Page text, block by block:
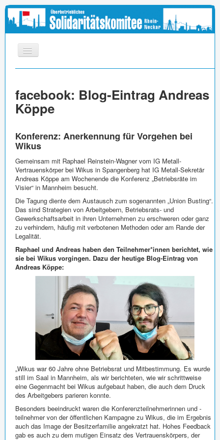
INFOS
APPELL
LINKS
IMPRESSUM
facebook: Blog-Eintrag Andreas
Köppe
Konferenz: Anerkennung für Vorgehen bei
Wikus
Gemeinsam mit Raphael Reinstein-Wagner vom IG Metall-
Vertrauenskörper bei Wikus in Spangenberg hat IG Metall-Sekretär
Andreas Köppe am Wochenende die Konferenz „Betriebsräte im
Visier“ in Mannheim besucht.
Die Tagung diente dem Austausch zum sogenannten „Union Busting“.
Das sind Strategien von Arbeitgebern, Betriebsrats- und
Gewerkschaftsarbeit in ihren Unternehmen zu erschweren oder ganz
zu verhindern, häufig mit verbotenen Methoden oder am Rande der
Legalität.
Raphael und Andreas haben den Teilnehmer*innen berichtet, wie
sie bei Wikus vorgingen. Dazu der heutige Blog-Eintrag von
Andreas Köppe:
„Wikus war 60 Jahre ohne Betriebsrat und Mitbestimmung. Es wurde
still im Saal in Mannheim, als wir berichteten, wie wir schrittweise
eine Gegenmacht bei Wikus aufgebaut haben, die auch dem Druck
des Arbeitgebers parieren konnte.
Besonders beeindruckt waren die Konferenzteilnehmerinnen und -
teilnehmer von der öffentlichen Kampagne zu Wikus, die im Ergebnis
auch das Image der Besitzerfamilie angekratzt hat. Hohes Feedback
gab es auch zu dem mutigen Einsatz des Vertrauenskörpers, der